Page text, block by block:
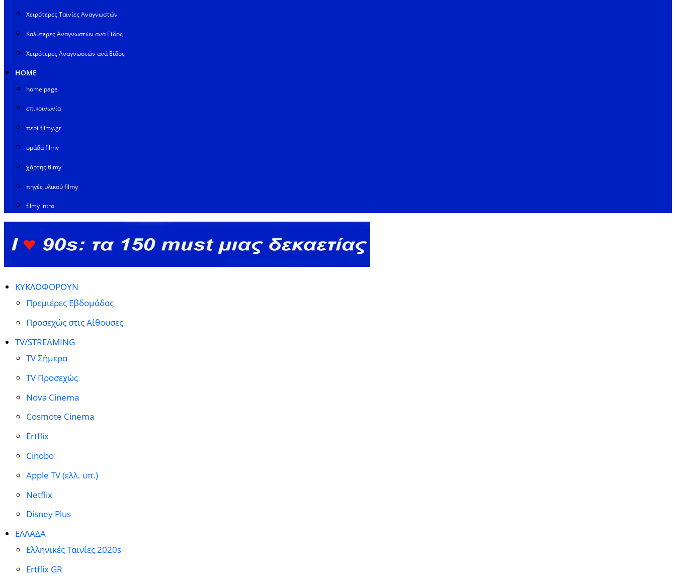
Χειρότερες Ταινίες Αναγνωστών
Καλύτερες Αναγνωστών ανά Είδος
Χειρότερες Αναγνωστών ανά Είδος
HOME
home page
επικοινωνία
περί filmy.gr
ομάδα filmy
χάρτης filmy
πηγές υλικού filmy
filmy intro
ΚΥΚΛΟΦΟΡΟΥΝ
Πρεμιέρες Εβδομάδας
Προσεχώς στις Αίθουσες
TV/STREAMING
TV Σήμερα
TV Προσεχώς
Nova Cinema
Cosmote Cinema
Ertflix
Cinobo
Apple TV (ελλ. υπ.)
Netflix
Disney Plus
ΕΛΛΑΔΑ
Ελληνικές Ταινίες 2020s
Ertflix GR